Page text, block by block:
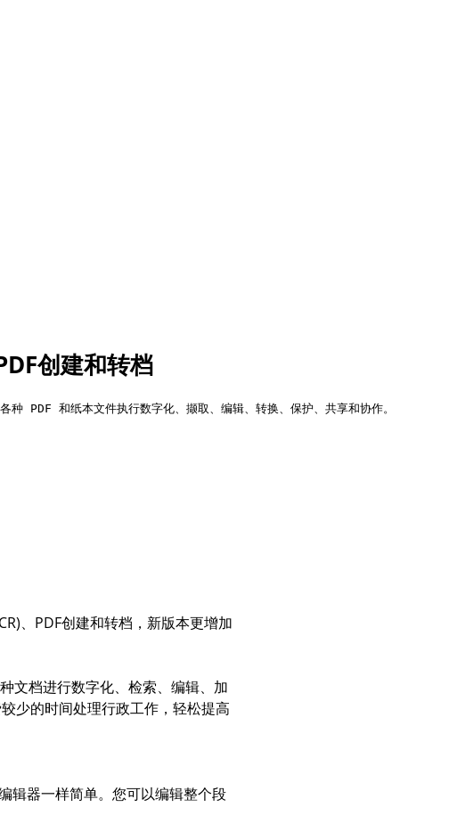
创建和转档
PDF 和纸本文件执行数字化、撷取、编辑、转换、保护、共享和协作。
、PDF创建和转档，新版本更增加
文档进行数字化、检索、编辑、加
少的时间处理行政工作，轻松提高
辑器一样简单。您可以编辑整个段